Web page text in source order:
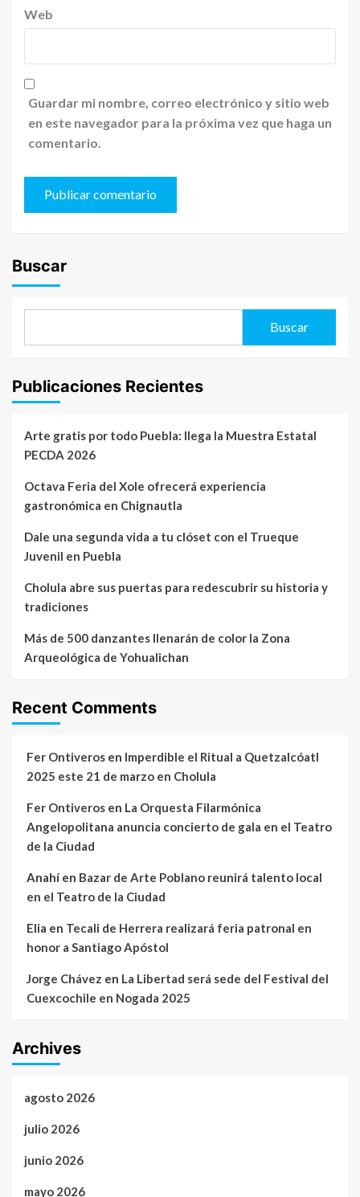
Web
Guardar mi nombre, correo electrónico y sitio web
en este navegador para la próxima vez que haga un
comentario.
Buscar
Buscar
Publicaciones Recientes
Arte gratis por todo Puebla: llega la Muestra Estatal
PECDA 2026
Octava Feria del Xole ofrecerá experiencia
gastronómica en Chignautla
Dale una segunda vida a tu clóset con el Trueque
Juvenil en Puebla
Cholula abre sus puertas para redescubrir su historia y
tradiciones
Más de 500 danzantes llenarán de color la Zona
Arqueológica de Yohualichan
Recent Comments
Fer Ontiveros en Imperdible el Ritual a Quetzalcóatl
2025 este 21 de marzo en Cholula
Fer Ontiveros en La Orquesta Filarmónica
Angelopolitana anuncia concierto de gala en el Teatro
de la Ciudad
Anahíen Bazar de Arte Poblano reunirá talento local
en el Teatro de la Ciudad
Elia en Tecali de Herrera realizará feria patronal en
honor a Santiago Apóstol
Jorge Chávez en La Libertad será sede del Festival del
Cuexcochile en Nogada 2025
Archives
agosto 2026
julio 2026
junio 2026
mayo 2026